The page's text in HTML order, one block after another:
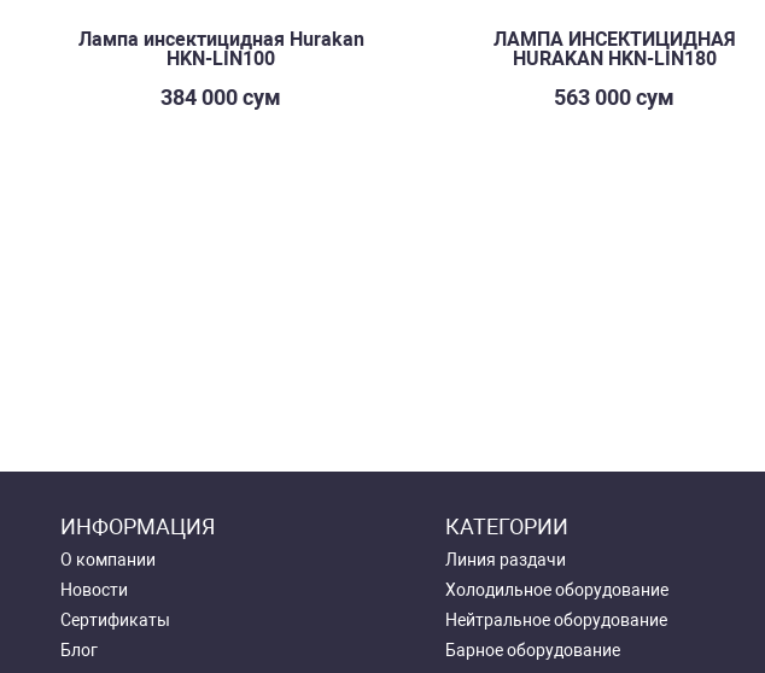
Лампа инсектицидная Hurakan
HKN-LIN100
384 000 сум
ЛАМПА ИНСЕКТИЦИДНАЯ
HURAKAN HKN-LIN180
563 000 сум
ИНФОРМАЦИЯ
О компании
Новости
Сертификаты
Блог
КАТЕГОРИИ
Линия раздачи
Холодильное оборудование
Нейтральное оборудование
Барное оборудование